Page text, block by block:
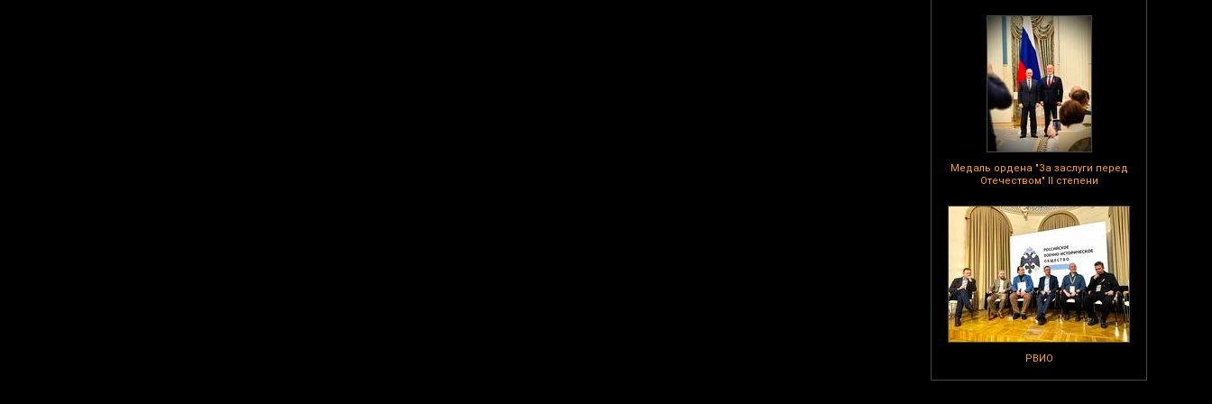
Медаль ордена "За заслуги перед
Отечеством" II степени
РВИО